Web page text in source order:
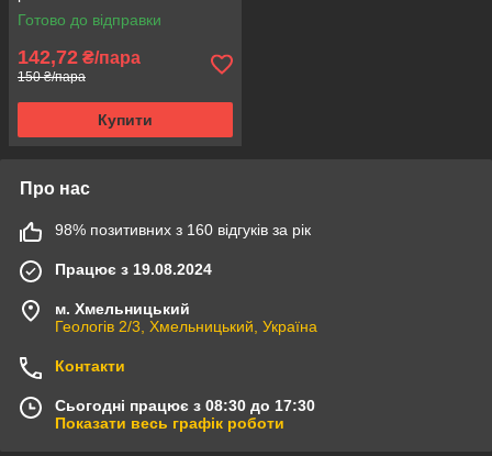
Готово до відправки
142,72 ₴/пара
150 ₴/пара
Купити
Про нас
98% позитивних з 160 відгуків за рік
Працює з 19.08.2024
м. Хмельницький
Геологів 2/3, Хмельницький, Україна
Контакти
Сьогодні працює з 08:30 до 17:30
Показати весь графік роботи